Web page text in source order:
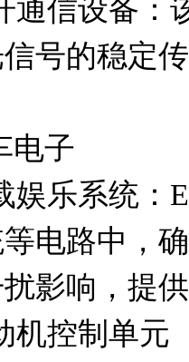
号的稳定
电路中，
影响，提